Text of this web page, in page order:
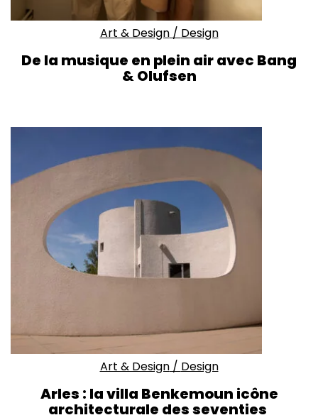
Art & Design/ Design
De la musique en plein air avec Bang
& Olufsen
Art & Design/ Design
Arles : la villa Benkemoun icône
architecturale des seventies